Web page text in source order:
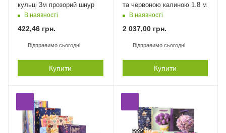
кульці 3м прозорий шнур
В наявності
422,46 грн.
Відправимо сьогодні
Купити
та червоною калиною 1.8 м
В наявності
2 037,00грн.
Відправимо сьогодні
Купити